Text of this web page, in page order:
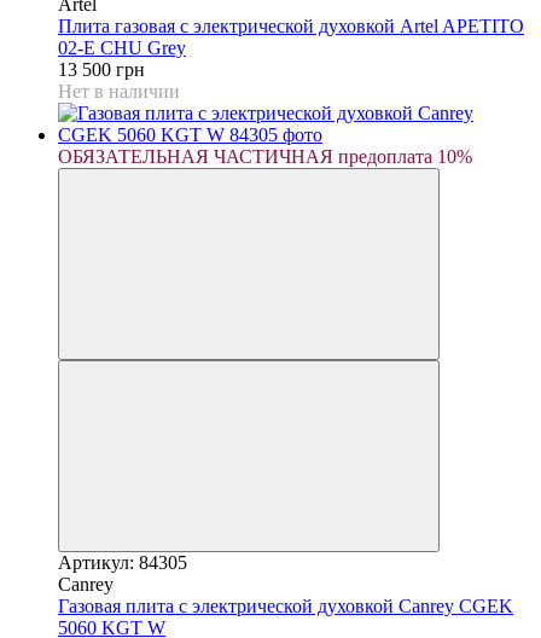
Плита газовая с электрической духовкой Artel APETITO
02-E CHU Grey
13 500 грн
Нет в наличии
ОБЯЗАТЕЛЬНАЯ ЧАСТИЧНАЯ предоплата 10%
Артикул: 84305
Canrey
Газовая плита с электрической духовкой Canrey CGEK
5060 KGT W